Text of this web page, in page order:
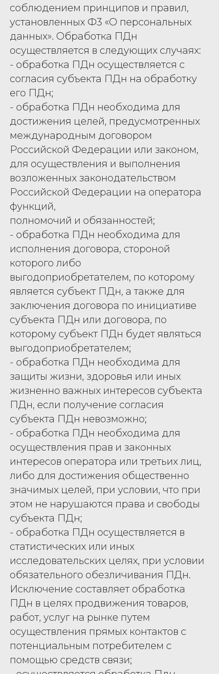
соблюдением принципов и правил,
установленных Ф3 «О персональных
данных». Обработка ПДн
осуществляется в следующих случаях:
- обработка ПДн осуществляется с
согласия субъекта ПДн на обработку
его ПДн;
- обработка ПДн необходима для
достижения целей, предусмотренных
международным договором
Российской Федерации или законом,
для осуществления и выполнения
возложенных законодательством
Российской Федерации на оператора
функций,
полномочий и обязанностей;
- обработка ПДн необходима для
исполнения договора, стороной
которого либо
выгодоприобретателем, по которому
является субъект ПДн, а также для
заключения договора по инициативе
субъекта ПДн или договора, по
которому субъект ПДн будет являться
выгодоприобретателем;
- обработка ПДн необходима для
защиты жизни, здоровья или иных
жизненно важных интересов субъекта
ПДн, если получение согласия
субъекта ПДн невозможно;
- обработка ПДн необходима для
осуществления прав и законных
интересов оператора или третьих лиц,
либо для достижения общественно
значимых целей, при условии, что при
этом не нарушаются права и свободы
субъекта ПДн;
- обработка ПДн осуществляется в
статистических или иных
исследовательских целях, при условии
обязательного обезличивания ПДн.
Исключение составляет обработка
ПДн в целях продвижения товаров,
работ, услуг на рынке путем
осуществления прямых контактов с
потенциальным потребителем с
помощью средств связи;